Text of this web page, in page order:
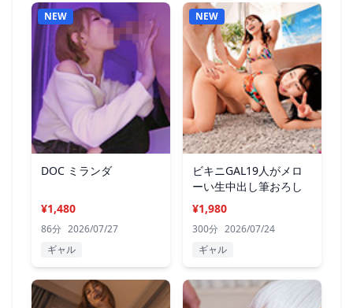
NEW
DOC ミランダ
¥1,480
86分 2026/07/27
ギャル
NEW
ビキニGAL19人がメロ
ーい生中出し筆おろし
¥1,980
300分 2026/07/24
ギャル